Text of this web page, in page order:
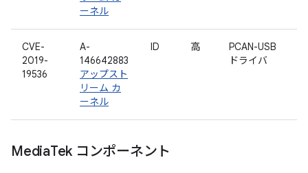
ーネル
CVE-
2019-
19536
A-
146642883
アップスト
リーム カ
ーネル
ID 高
PCAN-USB
ドライバ
MediaTek コンポーネント